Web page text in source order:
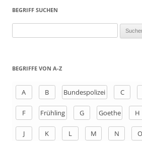
BEGRIFF SUCHEN
h
BEGRIFFE VON A-Z
A B Bundespolizei C
F Frühling G Goethe H
J K L M N O